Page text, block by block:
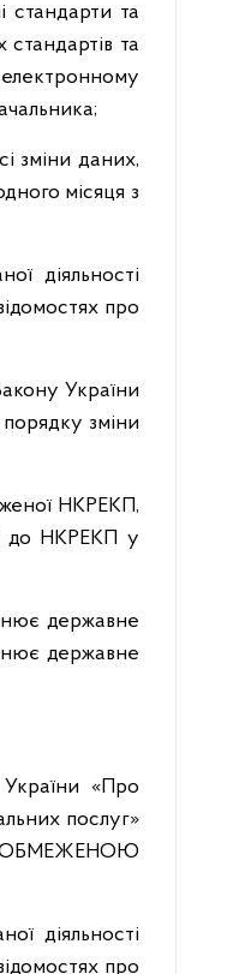
та
та
зміни даних,
місяця з
діяльності
про
України
зміни
НКРЕКП,
до НКРЕКП у
державне
державне
«Про
послуг»
ОБМЕЖЕНОЮ
діяльності
про